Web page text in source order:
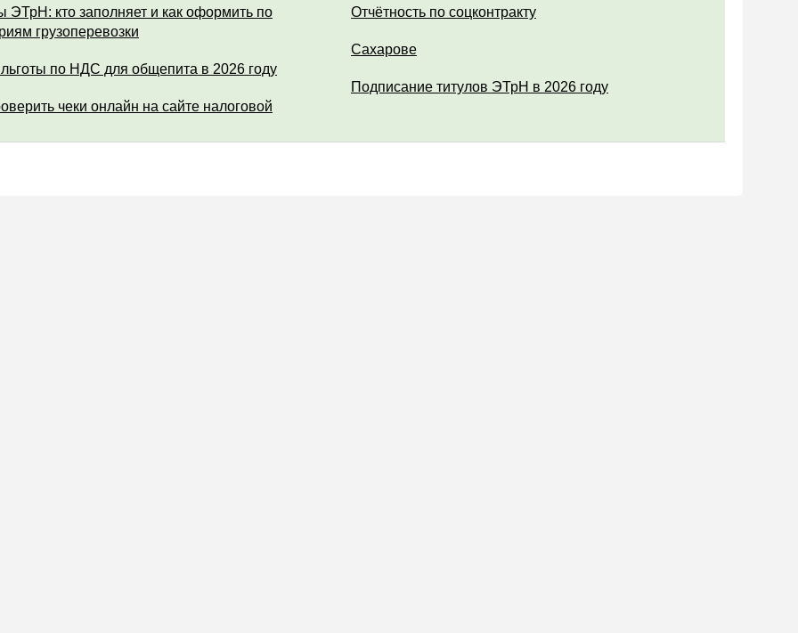
ЭТрН: кто заполняет и как оформить по
грузоперевозки
льготы по НДС для общепита в 2026 году
чеки онлайн на сайте налоговой
Отчётность по соцконтракту
Сахарове
Подписание титулов ЭТрН в 2026 году